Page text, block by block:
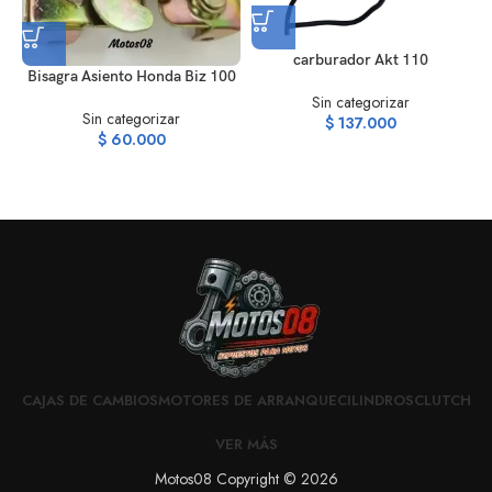
Bisagra Asiento Honda Biz 100
Sin categorizar
$60.000
carburador Akt 110
Sin categorizar
$137.000
CAJAS DE CAMBIOSMOTORES DE ARRANQUECILINDROSCLUTCH
VER MÁS
Motos08 Copyright © 2026